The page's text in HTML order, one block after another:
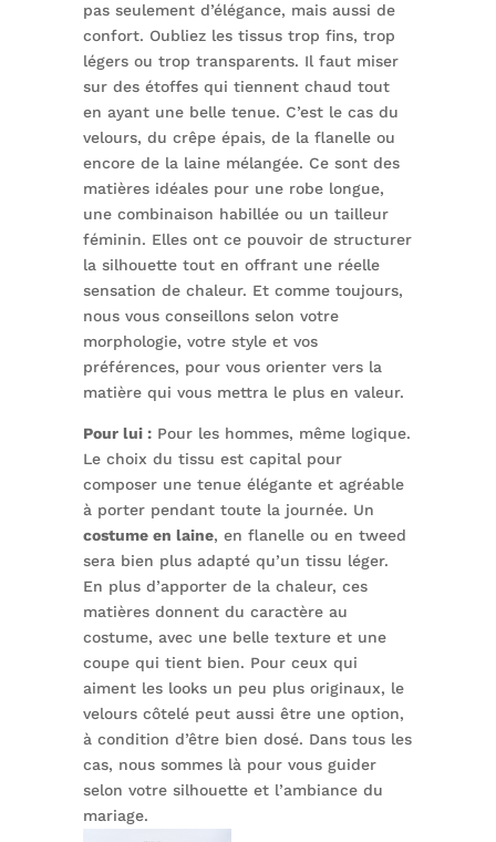
pas seulement d’élégance, mais aussi de
confort. Oubliez les tissus trop fins, trop
légers ou trop transparents. Il faut miser
sur des étoffes qui tiennent chaud tout
en ayant une belle tenue. C’est le cas du
velours, du crêpe épais, de la flanelle ou
encore de la laine mélangée. Ce sont des
matières idéales pour une robe longue,
une combinaison habillée ou un tailleur
féminin. Elles ont ce pouvoir de structurer
la silhouette tout en offrant une réelle
sensation de chaleur. Et comme toujours,
nous vous conseillons selon votre
morphologie, votre style et vos
préférences, pour vous orienter vers la
matière qui vous mettra le plus en valeur.
Pour lui :Pour les hommes, même logique.
Le choix du tissu est capital pour
composer une tenue élégante et agréable
à porter pendant toute la journée. Un
costume en laine, en flanelle ou en tweed
sera bien plus adapté qu’un tissu léger.
En plus d’apporter de la chaleur, ces
matières donnent du caractère au
costume, avec une belle texture et une
coupe qui tient bien. Pour ceux qui
aiment les looks un peu plus originaux, le
velours côtelé peut aussi être une option,
à condition d’être bien dosé. Dans tous les
cas, nous sommes là pour vous guider
selon votre silhouette et l’ambiance du
mariage.